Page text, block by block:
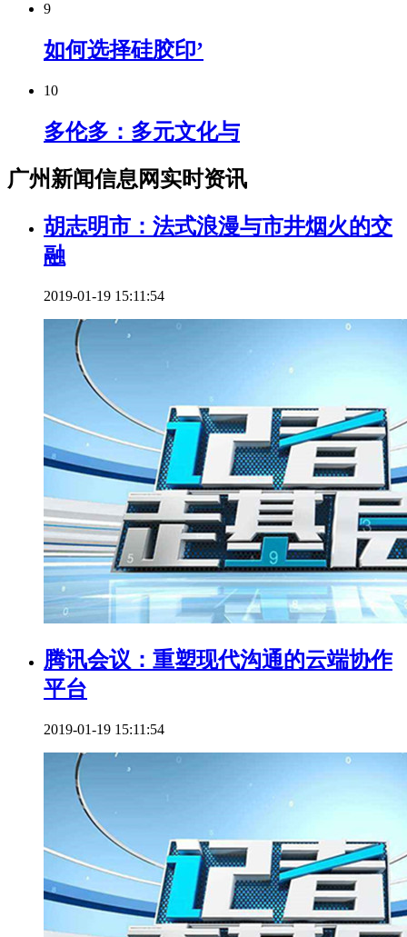
9
如何选择硅胶印’
10
多伦多：多元文化与
广州新闻信息网实时资讯
胡志明市：法式浪漫与市井烟火的交
融
2019-01-19 15:11:54
腾讯会议：重塑现代沟通的云端协作
平台
2019-01-19 15:11:54